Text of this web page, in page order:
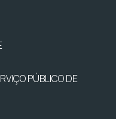
PÚBLICO DE